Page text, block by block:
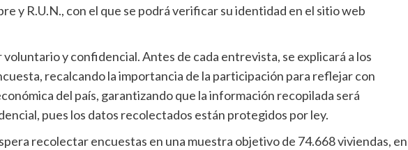
y R.U.N., con el que se podrá verificar su identidad en el sitio web
y confidencial. Antes de cada entrevista, se explicará a los
recalcando la importancia de la participación para reflejar con
del país, garantizando que la información recopilada será
pues los datos recolectados están protegidos por ley.
recolectar encuestas en una muestra objetivo de 74.668 viviendas, en